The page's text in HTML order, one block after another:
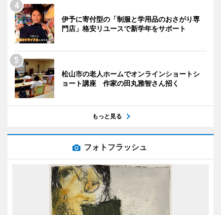
伊予に寄付型の「制服と学用品のおさがり専
門店」格安リユースで新学年をサポート
松山市の老人ホームでオンラインショートシ
ョート講座 作家の田丸雅智さん招く
もっと見る
フォトフラッシュ